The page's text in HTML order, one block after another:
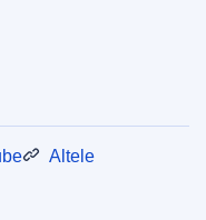
Altele